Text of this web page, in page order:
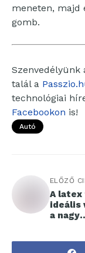
meneten, majd
gomb.
Szenvedélyünk
talál a
technológiai
Facebookon is!
Autó
ELŐZŐ
A
ideális
a nagy